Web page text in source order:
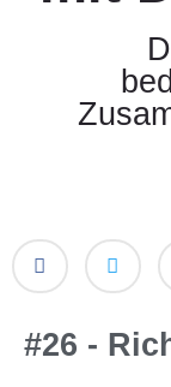
#26 -